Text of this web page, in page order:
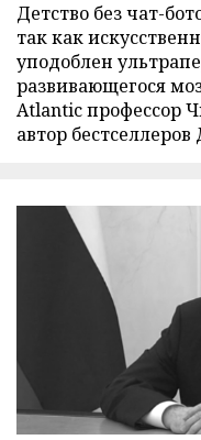
Детство без чат-
так как
уподоблен
развивающегося
Atlantic профессор
автор